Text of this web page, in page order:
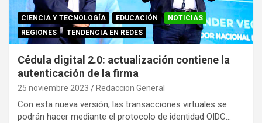
CIENCIA Y TECNOLOGÍA EDUCACIÓN
NOTICIAS
REGIONES
TENDENCIA EN REDES
Cédula digital 2.0: actualización contiene la
autenticación de la firma
25 noviembre 2023 Redaccion General
Con esta nueva versión, las transacciones virtuales se
podrán hacer mediante el protocolo de identidad OIDC…